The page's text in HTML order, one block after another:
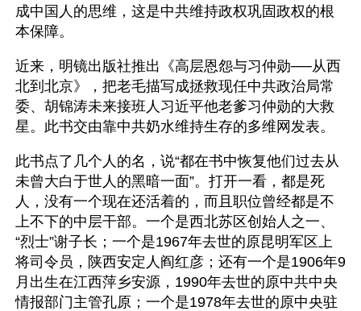
成中国人的思维，这是中共维持政权巩固政权的根
本保障。
近来，明镜出版社推出《高层恩怨与习仲勋──从西
北到北京》，把老毛描写成拯救现任中共政治局常
委、胡锦涛未来接班人习近平他老爹习仲勋的大救
星。此书交由靠中共奶水维持生存的多维网发表。
此书点了几个人的名，说“都在书中恢复他们过去从
未曾大白于世人的黑暗一面”。打开一看，都是死
人，没有一个现在还活着的，而且职位曾经都是不
上不下的中层干部。一个是西北苏区创始人之一、
“烈士”谢子长；一个是1967年去世的原昆明军区上
将司令员，陕西安定人阎红彦；还有一个是1906年9
月出生在江西萍乡安源，1990年去世的原中共中央
情报部门主管孔原；一个是1978年去世的原中央驻